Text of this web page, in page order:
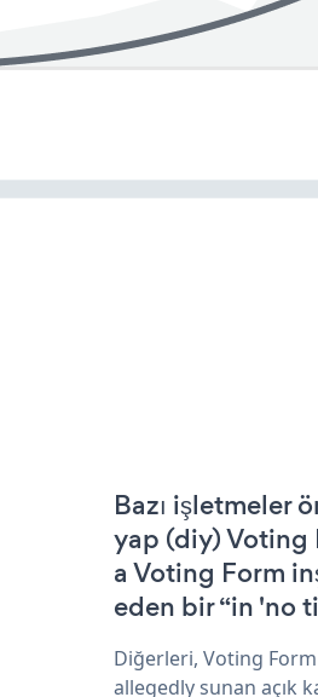
Bazı işletmeler
yap (diy) Voting
a Voting Form
eden bir “in 'no
Diğerleri, Voting
allegedly sunan açık